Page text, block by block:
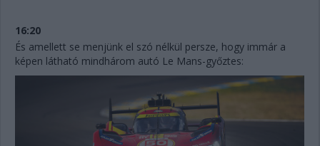
16:20
És amellett se menjünk el szó nélkül persze, hogy immár a
képen látható mindhárom autó Le Mans-győztes: